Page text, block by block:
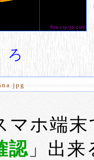
ろ
マホ端末
認 」出